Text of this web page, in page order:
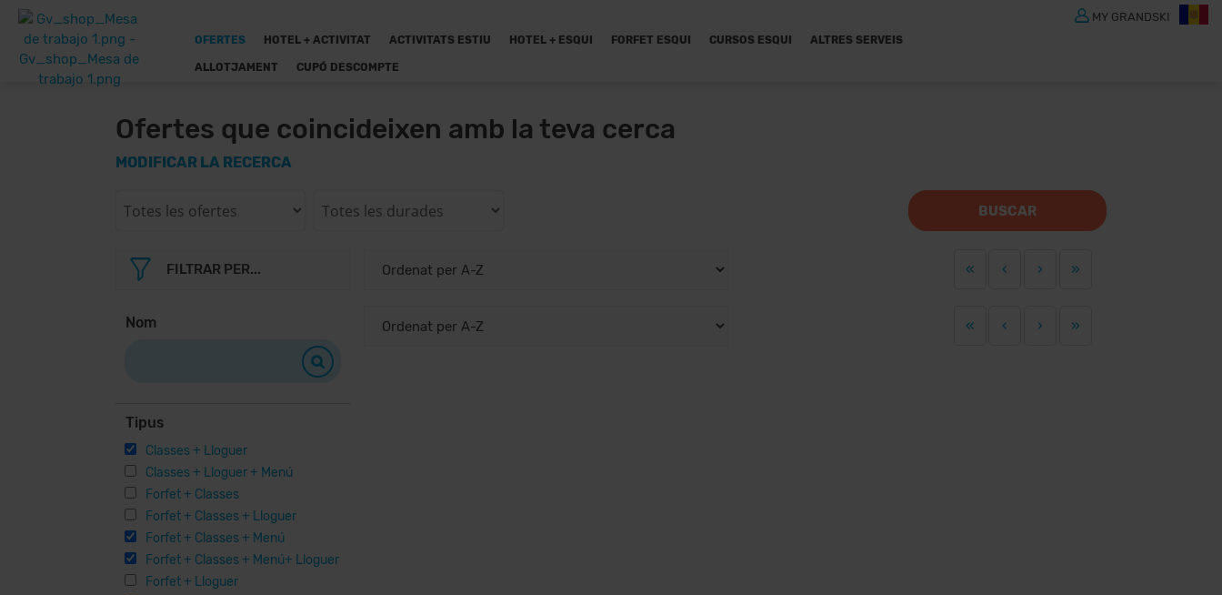
OFERTES HOTEL + ACTIVITAT ACTIVITATS ESTIU HOTEL + ESQUI FORFET ESQUI CURSOS ESQUI ALTRES SERVEIS
ALLOTJAMENT CUPÓ DESCOMPTE
MY GRANDSKI
Ofertes que coincideixen amb la teva cerca
MODIFICAR LA RECERCA
BUSCAR
FILTRAR PER...
Nom
Tipus
Classes + Lloguer
Classes + Lloguer + Menú
Forfet + Classes
Forfet + Classes + Lloguer
Forfet + Classes + Menú
Forfet + Classes + Menú+ Lloguer
Forfet + Lloguer
« ‹ › »
« ‹ › »